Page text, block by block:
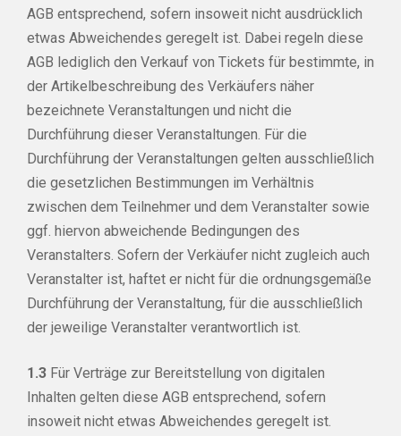
AGB entsprechend, sofern insoweit nicht ausdrücklich
etwas Abweichendes geregelt ist. Dabei regeln diese
AGB lediglich den Verkauf von Tickets für bestimmte, in
der Artikelbeschreibung des Verkäufers näher
bezeichnete Veranstaltungen und nicht die
Durchführung dieser Veranstaltungen. Für die
Durchführung der Veranstaltungen gelten ausschließlich
die gesetzlichen Bestimmungen im Verhältnis
zwischen dem Teilnehmer und dem Veranstalter sowie
ggf. hiervon abweichende Bedingungen des
Veranstalters. Sofern der Verkäufer nicht zugleich auch
Veranstalter ist, haftet er nicht für die ordnungsgemäße
Durchführung der Veranstaltung, für die ausschließlich
der jeweilige Veranstalter verantwortlich ist.
1.3 Für Verträge zur Bereitstellung von digitalen
Inhalten gelten diese AGB entsprechend, sofern
insoweit nicht etwas Abweichendes geregelt ist.